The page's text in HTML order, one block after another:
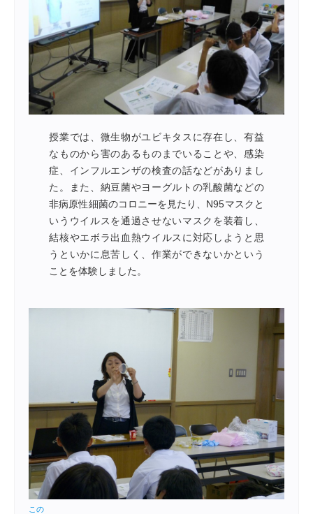
授業では、微生物がユビキタスに存在し、有益
なものから害のあるものまでいることや、感染
症、インフルエンザの検査の話などがありまし
た。また、納豆菌やヨーグルトの乳酸菌などの
非病原性細菌のコロニーを見たり、N95マスクと
いうウイルスを通過させないマスクを装着し、
結核やエボラ出血熱ウイルスに対応しようと思
うといかに息苦しく、作業ができないかという
ことを体験しました。
この